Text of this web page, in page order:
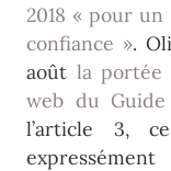
2018 « pour
confiance ».
août la portée
web du Guide
l’article 3,
expressément